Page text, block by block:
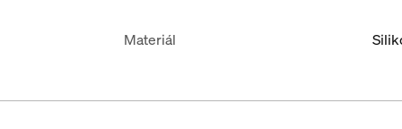
Materiál